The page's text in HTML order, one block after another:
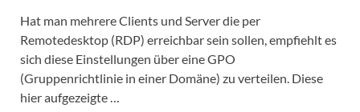
Hat man mehrere Clients und Server die per
Remotedesktop (RDP) erreichbar sein sollen, empfiehlt es
sich diese Einstellungen über eine GPO
(Gruppenrichtlinie in einer Domäne) zu verteilen. Diese
hier aufgezeigte …